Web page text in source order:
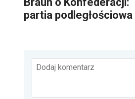
partia podległościowa
Dodaj komentarz